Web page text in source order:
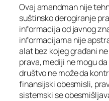
Ovaj amandman nije
suštinsko derogiranje
informacija od javnog
informacijama nije
alat bez kojeg građani
prava, mediji ne mogu
društvo ne može da
finansijski obesmisli,
sistemski se